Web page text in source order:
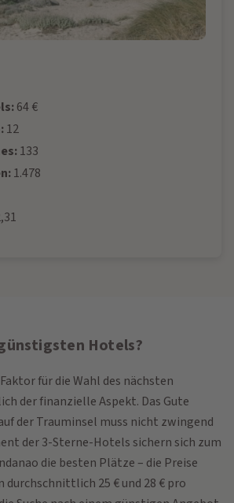
64 €
12
133
1.478
Hotels?
für die Wahl des nächsten
der finanzielle Aspekt. Das Gute
der Trauminsel muss nicht zwingend
der 3-Sterne-Hotels sichern sich zum
die besten Plätze – die Preise
durchschnittlich 25 € und 28 € pro